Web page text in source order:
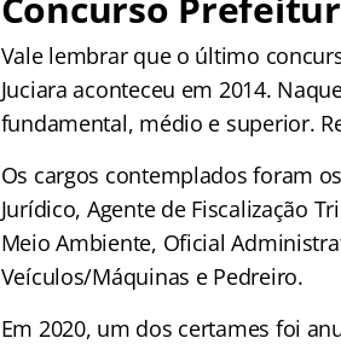
Vale lembrar que o último
Juciara aconteceu em 2014.
fundamental, médio e superior.
Os cargos contemplados foram
Jurídico, Agente de Fiscalização
Meio Ambiente, Oficial
Veículos/Máquinas e Pedreiro.
Em 2020, um dos certames foi